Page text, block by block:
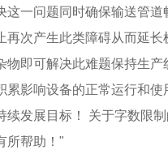
一问题同时确保输送管
次产生此类障碍从而延
即可解决此难题保持生
影响设备的正常运行和
发展目标！ 关于字数限
所帮助！"